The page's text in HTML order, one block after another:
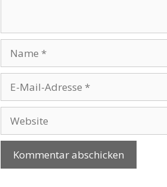
Mail-
Adresse